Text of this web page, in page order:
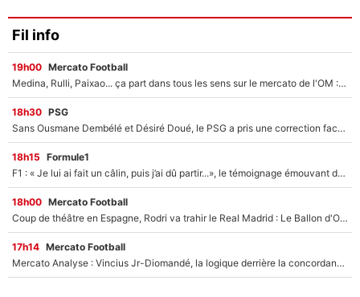
Fil info
19h00 Mercato Football
Medina, Rulli, Paixao... ça part dans tous les sens sur le mercato de l'OM : Frank McCourt va enfin récupérer l'argent qu'il attend ?
18h30 PSG
Sans Ousmane Dembélé et Désiré Doué, le PSG a pris une correction face à Majorque : Luis Enrique attend avec impatience des renforts !
18h15 Formule1
F1 : « Je lui ai fait un câlin, puis j’ai dû partir...», le témoignage émouvant de Max Verstappen sur sa fille
18h00 Mercato Football
Coup de théâtre en Espagne, Rodri va trahir le Real Madrid : Le Ballon d'Or a choisi de signer au FC Barcelone !
17h14 Mercato Football
Mercato Analyse : Vincius Jr-Diomandé, la logique derrière la concordance des temps